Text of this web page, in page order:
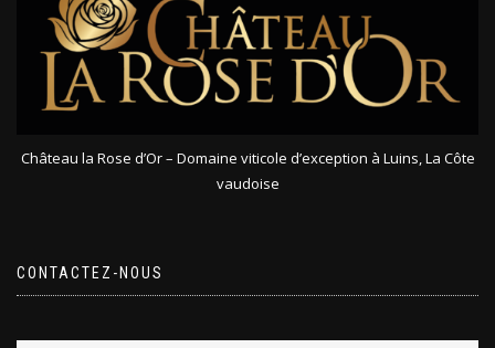
Château la Rose d’Or – Domaine viticole d’exception à Luins, La Côte
vaudoise
CONTACTEZ-NOUS